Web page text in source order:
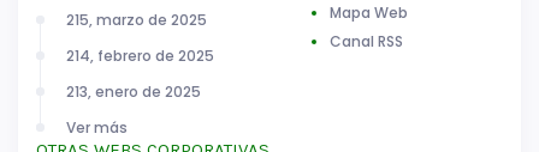
215, marzo de 2025
214, febrero de 2025
213, enero de 2025
Ver más
Mapa Web
Canal RSS